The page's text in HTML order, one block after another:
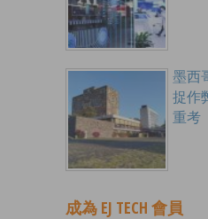
墨西
捉作
重考
成為 EJ TECH 會員